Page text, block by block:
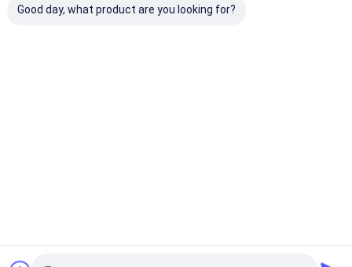
Holographische rote Punktsicht
Good day, what product are you looking for?